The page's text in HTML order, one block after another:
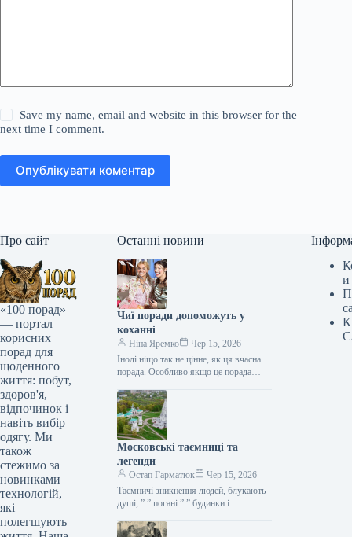
Save my name, email and website in this browser for the
next time I comment.
Опублікувати коментар
Про сайт
«100 порад»
— портал
корисних
порад для
щоденного
життя: побут,
здоров'я,
відпочинок і
навіть вибір
одягу. Ми
також
стежимо за
новинками
технологій,
які
полегшують
Останні новини
Чиї поради допоможуть у
коханні
Ніна Яремко
Чер 15, 2026
Іноді ніщо так не цінне, як ця вчасна
порада. Особливо якщо це порада
косметолога, тренера, стиліста…
Московські таємниці та
легенди
Остап Гарматюк
Чер 15, 2026
Таємничі зникнення людей, блукають
душі, ” ” погані ” ” будинки і
Щоб…
и